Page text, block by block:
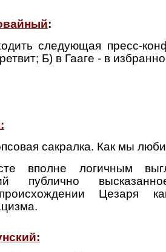
:
следующая пресс-
Б) в Гааге - в
сакралка. Как мы
вполне логичным
публично
Цезаря